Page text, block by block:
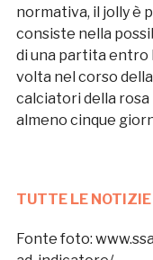
normativa, il jolly è
consiste nella
di una partita entro
volta nel corso
calciatori della
almeno cinque
TUTTE LE
Fonte foto: